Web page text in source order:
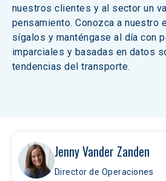
nuestros clientes y al sector un
pensamiento. Conozca a nuestro
sígalos y manténgase al día con
imparciales y basadas en datos
tendencias del transporte.
Jenny Vander Zanden
Director de Operaciones